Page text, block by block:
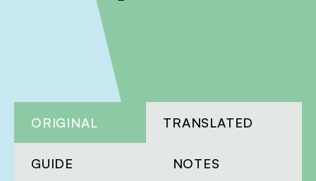
ORIGINAL TRANSLATED
GUIDE NOTES